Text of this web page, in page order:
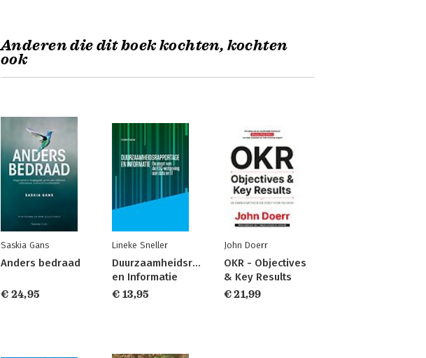
Anderen die dit boek kochten, kochten
ook
Saskia Gans
Anders bedraad
€ 24,95
Lineke Sneller
Duurzaamheidsrapportage
en Informatie
€ 13,95
John Doerr
OKR - Objectives
& Key Results
€ 21,99